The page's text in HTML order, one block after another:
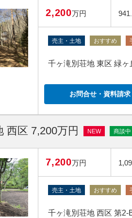
2,200万円 941
売主・土地 おすすめ
千ヶ滝別荘地 東区 緑
お問合せ・資料請求
西区 7,200万円 NEW 商談中
7,200万円
売主・土地 おすすめ
千ヶ滝別荘地 西区 第